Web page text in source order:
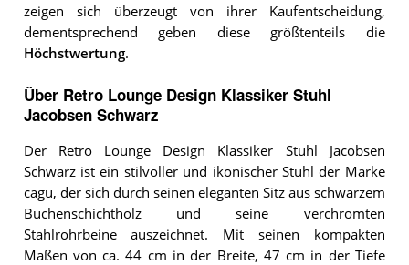
zeigen sich überzeugt von ihrer Kaufentscheidung,
dementsprechend geben diese größtenteils die
Höchstwertung.
Über Retro Lounge Design Klassiker Stuhl
Jacobsen Schwarz
Der Retro Lounge Design Klassiker Stuhl Jacobsen
Schwarz ist ein stilvoller und ikonischer Stuhl der Marke
cagü, der sich durch seinen eleganten Sitz aus schwarzem
Buchenschichtholz und seine verchromten
Stahlrohrbeine auszeichnet. Mit seinen kompakten
Maßen von ca. 44 cm in der Breite, 47 cm in der Tiefe